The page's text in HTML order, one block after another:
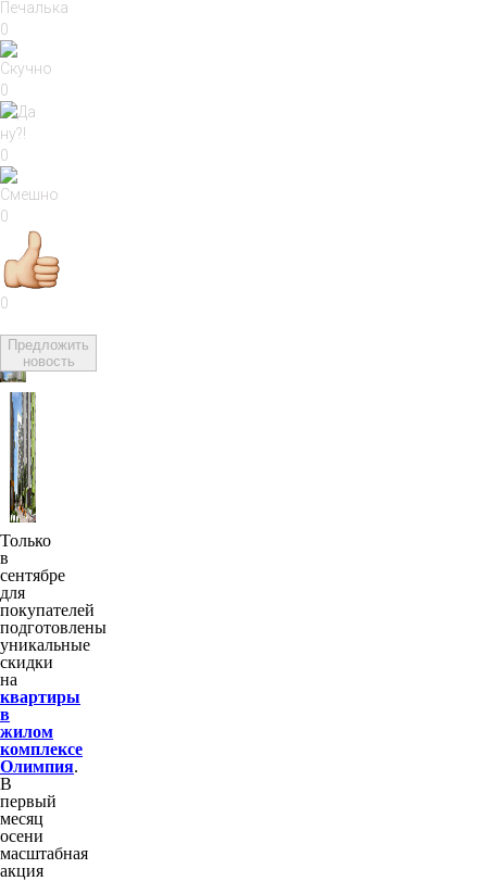
0
0
0
0
0
Предложить
новость
Только
в
сентябре
для
покупателей
подготовлены
уникальные
скидки
на
квартиры
в
жилом
комплексе
Олимпия.
В
первый
месяц
осени
масштабная
акция